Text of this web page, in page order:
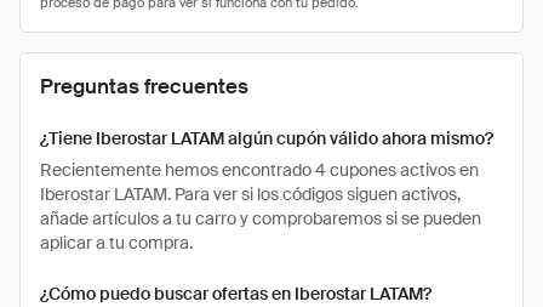
Preguntas frecuentes
¿Tiene Iberostar LATAM algún cupón válido ahora mismo?
Recientemente hemos encontrado 4 cupones activos en
Iberostar LATAM. Para ver si los códigos siguen activos,
añade artículos a tu carro y comprobaremos si se pueden
aplicar a tu compra.
¿Cómo puedo buscar ofertas en Iberostar LATAM?